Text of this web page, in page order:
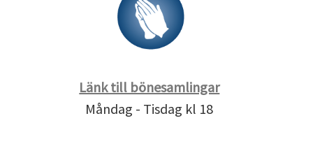
Länk till bönesamlingar
Måndag - Tisdag kl 18